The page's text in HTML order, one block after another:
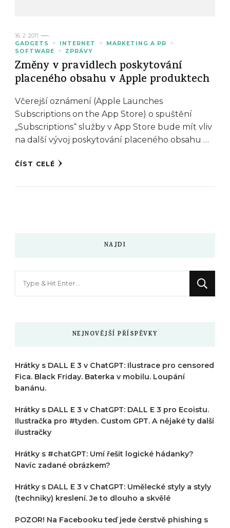
16. 2. 2011
GADGETS
INTERNET
MARKETING A PR
SOFTWARE
ZPRÁVY
Změny v pravidlech poskytování
placeného obsahu v Apple produktech
Včerejší oznámení (Apple Launches
Subscriptions on the App Store) o spuštění
„Subscriptions“ služby v App Store bude mít vliv
na další vývoj poskytování placeného obsahu …
ČÍST CELÉ
NAJDI
NEJNOVĚJŠÍ PŘÍSPĚVKY
Hrátky s DALL E 3 v ChatGPT: Ilustrace pro censored
Fica. Black Friday. Baterka v mobilu. Loupání
banánu.
Hrátky s DALL E 3 v ChatGPT: DALL E 3 pro Ecoistu.
Ilustračka pro #tyden. Custom GPT. A nějaké ty další
ilustračky
Hrátky s #chatGPT: Umí řešit logické hádanky?
Navíc zadané obrázkem?
Hrátky s DALL E 3 v ChatGPT: Umělecké styly a styly
(techniky) kreslení. Je to dlouho a skvělé
POZOR! Na Facebooku teď jede čerstvě phishing s